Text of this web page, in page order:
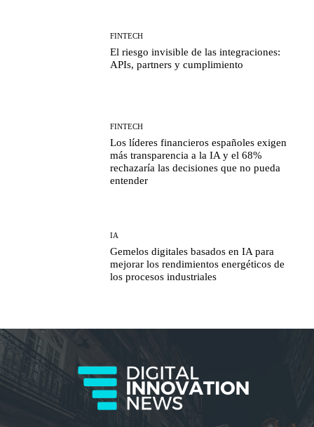
FINTECH
El riesgo invisible de las integraciones:
APIs, partners y cumplimiento
FINTECH
Los líderes financieros españoles exigen
más transparencia a la IA y el 68%
rechazaría las decisiones que no pueda
entender
IA
Gemelos digitales basados en IA para
mejorar los rendimientos energéticos de
los procesos industriales